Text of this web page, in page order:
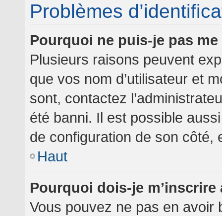
Problèmes
Pourquoi ne puis-je pas
Plusieurs raisons peuvent
que vos nom d’utilisateur et
sont, contactez
été banni. Il est possible
de configuration de son côté,
Haut
Pourquoi dois-je
Vous pouvez ne pas en avoir